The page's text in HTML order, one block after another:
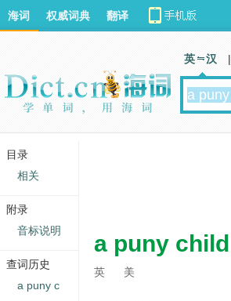
a puny child
英 美
海词 权威词典 翻译
英 汉 |
目录
相关
附录
音标说明
查词历史
a puny c